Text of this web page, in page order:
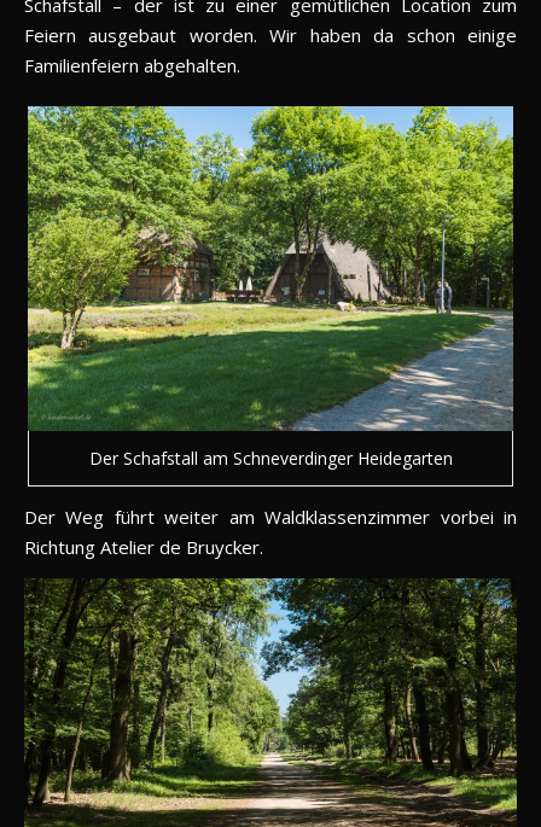
Schafstall – der ist zu einer gemütlichen Location zum
Feiern ausgebaut worden. Wir haben da schon einige
Familienfeiern abgehalten.
Der Schafstall am Schneverdinger Heidegarten
Der Weg führt weiter am Waldklassenzimmer vorbei in
Richtung Atelier de Bruycker.